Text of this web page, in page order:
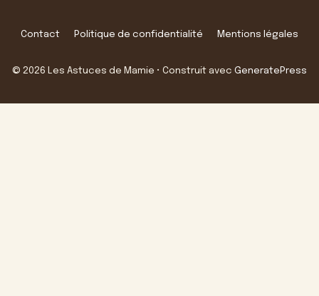
Contact Politique de confidentialité Mentions légales
© 2026 Les Astuces de Mamie • Construit avec GeneratePress